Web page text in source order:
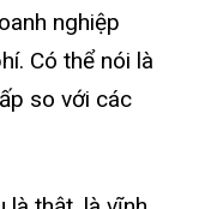
nghiệp
Có thể nói là
so với các